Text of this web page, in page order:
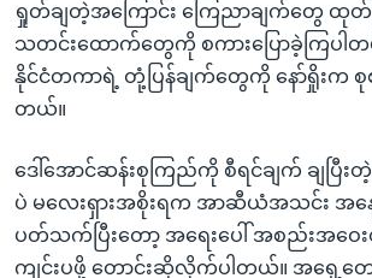
ပင်မ
အ
ညွန်း
ကျော်
ကြည့်
ရုပ်ရှင်ထဲက အင်္ဂလိပ်စာ
သုတပဒေသာ အင်္ဂလိပ်စာ
တီဗွီ
ရေဒီယို/တီဗွီအစီအစဉ်
Learning English
ဗွီအိုအေ လူမှုကွန်ယက်များ
ရှုတ်ချတဲ့အကြောင်း ကြေညာချက်တွေ ထုတ်ပ
သတင်းထောက်တွေကို စကားပြောခဲ့ကြပါ
နိုင်ငံတကာရဲ့ တုံ့ပြန်ချက်တွေကို နော်ရှိုးက စုစ
တယ်။
ဒေါ်အောင်ဆန်းစုကြည်ကို စီရင်ချက် ချပြီး
ပဲ မလေးရှားအစိုးရက အာဆီယံအသင်း အနေ
ပတ်သက်ပြီးတော့ အရေးပေါ် အစည်းအဝေ
ကျင်းပဖို့ တောင်းဆိုလိုက်ပါတယ်။ အရှေ့တ